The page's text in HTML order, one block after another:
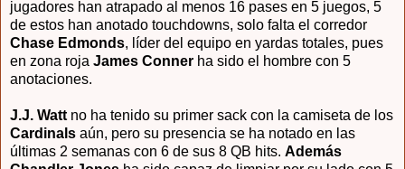
jugadores han atrapado al menos 16 pases en 5 juegos, 5
de estos han anotado touchdowns, solo falta el corredor
Chase Edmonds, líder del equipo en yardas totales, pues
en zona roja James Conner ha sido el hombre con 5
anotaciones.
J.J. Watt no ha tenido su primer sack con la camiseta de los
Cardinals aún, pero su presencia se ha notado en las
últimas 2 semanas con 6 de sus 8 QB hits. Además